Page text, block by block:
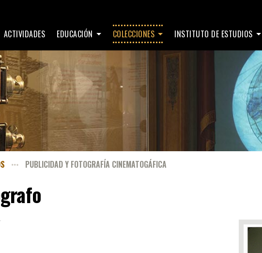
ACTIVIDADES EDUCACIÓN COLECCIONES INSTITUTO DE ESTUDIOS
PUBLICIDAD Y FOTOGRAFÍA CINEMATOGÁFICA